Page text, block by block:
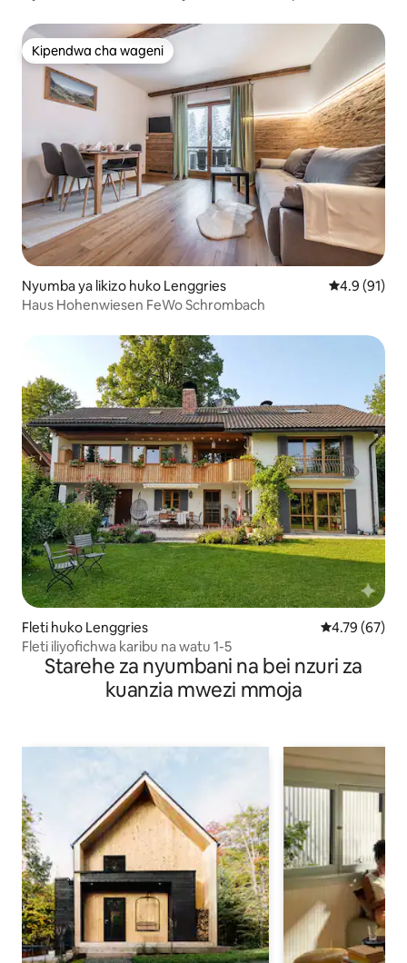
Kipendwa cha wageni
Kipendwa cha wageni
Nyumba ya likizo huko Lenggries Ukadiriaji
4.9 (91)
Haus Hohenwiesen FeWo Schrombach
Fleti huko Lenggries Ukadiriaji wa
4.79 (67)
Fleti iliyofichwa karibu na watu 1-5
Starehe za nyumbani na bei nzuri za
kuanzia mwezi mmoja